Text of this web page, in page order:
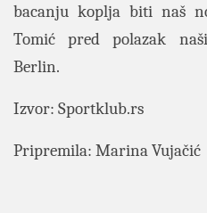
bacanju koplja biti naš
Tomić pred polazak
Berlin.
Izvor: Sportklub.rs
Pripremila: Marina Vujačić